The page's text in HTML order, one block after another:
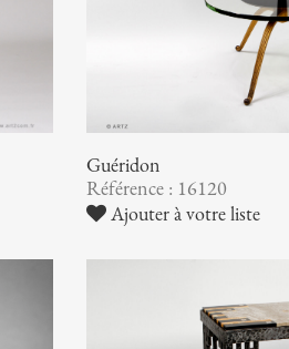
Guéridon
Référence : 16120
Ajouter à votre liste